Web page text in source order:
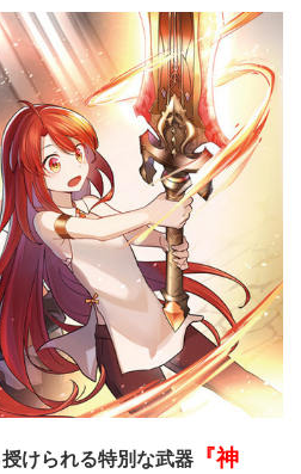
けられる特別な武器
『神